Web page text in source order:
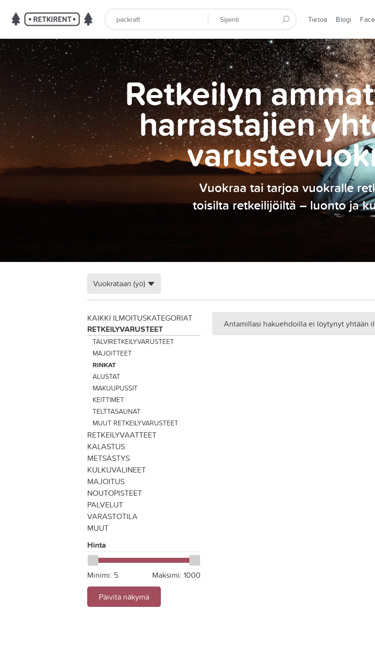
Tietoa Blogi
Retkeilyn
harrastajien
Vuokraa tai tarjoa vuokralle
toisilta retkeilijöiltä – luonto ja
Vuokrataan (yö)
KAIKKI ILMOITUSKATEGORIAT
RETKEILYVARUSTEET
TALVIRETKEILYVARUSTEET
MAJOITTEET
RINKAT
ALUSTAT
MAKUUPUSSIT
KEITTIMET
TELTTASAUNAT
MUUT RETKEILYVARUSTEET
RETKEILYVAATTEET
KALASTUS
METSÄSTYS
KULKUVÄLINEET
MAJOITUS
NOUTOPISTEET
PALVELUT
VARASTOTILA
MUUT
Hinta
Minimi: 5 Maksimi: 1000
Päivitä näkymä
Antamillasi hakuehdoilla ei löytynyt yhtään